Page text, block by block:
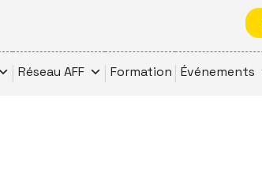
Réseau AFF Formation Événements